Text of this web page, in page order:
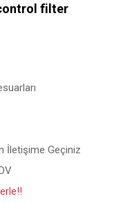
filter
İletişime Geçiniz